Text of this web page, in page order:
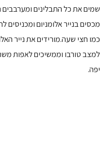
שמים את כל התבלינים ומערבבים
כמו חצי שעה.מורידים את נייר
יפה.